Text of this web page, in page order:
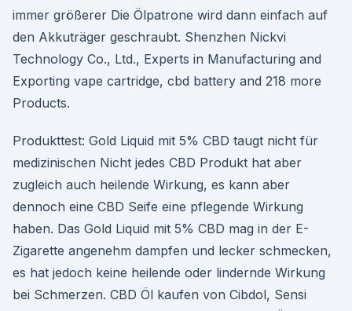
immer größerer Die Ölpatrone wird dann einfach auf
den Akkuträger geschraubt. Shenzhen Nickvi
Technology Co., Ltd., Experts in Manufacturing and
Exporting vape cartridge, cbd battery and 218 more
Products.
Produkttest: Gold Liquid mit 5% CBD taugt nicht für
medizinischen Nicht jedes CBD Produkt hat aber
zugleich auch heilende Wirkung, es kann aber
dennoch eine CBD Seife eine pflegende Wirkung
haben. Das Gold Liquid mit 5% CBD mag in der E-
Zigarette angenehm dampfen und lecker schmecken,
es hat jedoch keine heilende oder lindernde Wirkung
bei Schmerzen. CBD Öl kaufen von Cibdol, Sensi